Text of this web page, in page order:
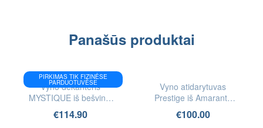
Panašūs produktai
PIRKIMAS TIK FIZINĖSE
PARDUOTUVĖSE
Vyno dekanteris
MYSTIQUE iš bešvinio
krištolo
€114.90
Vyno atidarytuvas
Prestige iš Amaranth
medienos
€100.00